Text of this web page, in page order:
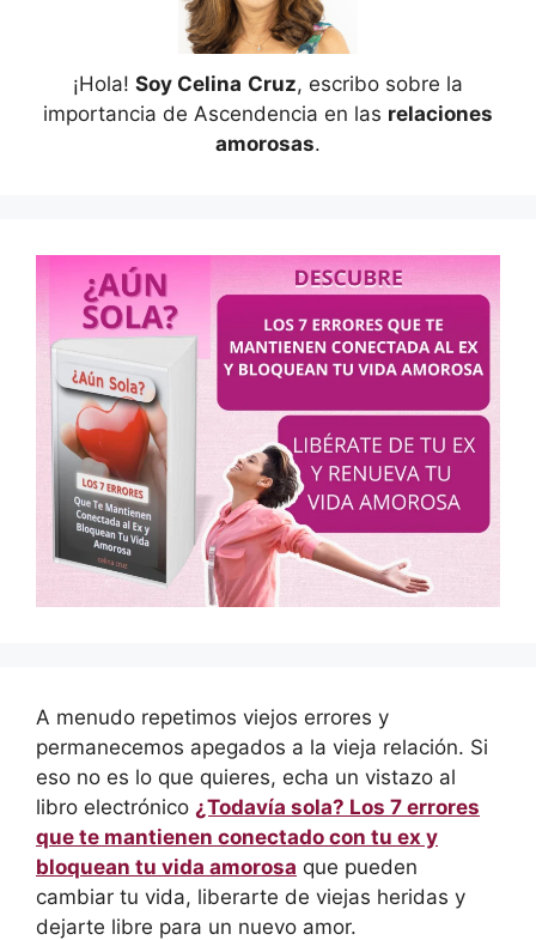
¡Hola! Soy Celina Cruz, escribo sobre la
importancia de Ascendencia en las relaciones
amorosas.
A menudo repetimos viejos errores y
permanecemos apegados a la vieja relación. Si
eso no es lo que quieres, echa un vistazo al
libro electrónico ¿Todavía sola? Los 7 errores
que te mantienen conectado con tu ex y
bloquean tu vida amorosa que pueden
cambiar tu vida, liberarte de viejas heridas y
dejarte libre para un nuevo amor.